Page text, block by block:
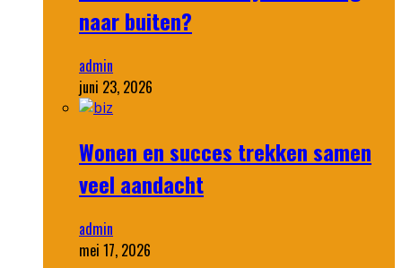
naar buiten?
admin
juni 23, 2026
Wonen en succes trekken samen
veel aandacht
admin
mei 17, 2026